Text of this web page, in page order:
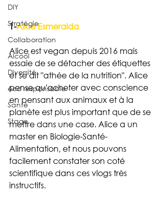
DIY
Stratégie
Collaboration
Alcool
Diversité
éco responsable
Santé
Stage
1-Alice Esmeralda
Alice est vegan depuis 2016 mais
essaie de se détacher des étiquettes
et se dit "athée de la nutrition". Alice
pense qu'acheter avec conscience
en pensant aux animaux et à la
planète est plus important que de se
mettre dans une case. Alice a un
master en Biologie-Santé-
Alimentation, et nous pouvons
facilement constater son coté
scientifique dans ces vlogs très
instructifs.